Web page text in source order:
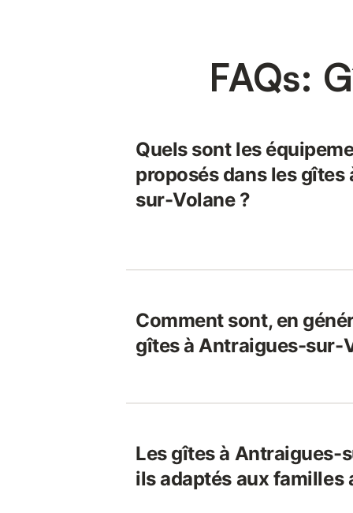
FAQs:
Quels sont les
proposés dans les
sur-Volane ?
Comment sont, en
gîtes à Antraigues-sur-
Les gîtes à Antraigues-
ils adaptés aux familles